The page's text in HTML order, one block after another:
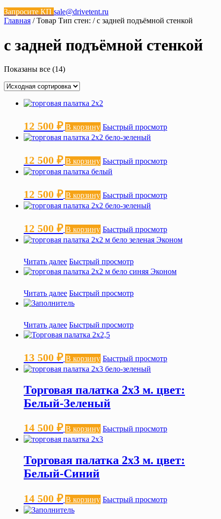
Запросите КП sale@drivetent.ru
Главная / Товар Тип стен: / с задней подъёмной стенкой
с задней подъёмной стенкой
Показаны все (14)
12 500 ₽ В корзину Быстрый просмотр
12 500 ₽ В корзину Быстрый просмотр
12 500 ₽ В корзину Быстрый просмотр
12 500 ₽ В корзину Быстрый просмотр
Читать далее Быстрый просмотр
Читать далее Быстрый просмотр
Читать далее Быстрый просмотр
13 500 ₽ В корзину Быстрый просмотр
Торговая палатка 2х3 м. цвет:
Белый-Зеленый
14 500 ₽ В корзину Быстрый просмотр
Торговая палатка 2х3 м. цвет:
Белый-Синий
14 500 ₽ В корзину Быстрый просмотр